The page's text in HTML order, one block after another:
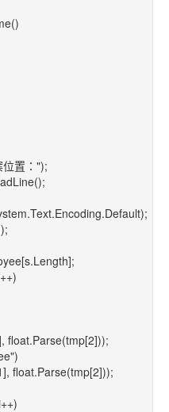
置：");
float.Parse(tmp[2]));
float.Parse(tmp[2]));